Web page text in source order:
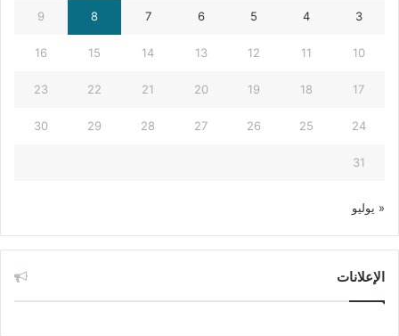
3
4
5
6
7
8
9
10
11
12
13
14
15
16
17
18
19
20
21
22
23
24
25
26
27
28
29
30
31
« يوليو
الإعلانات